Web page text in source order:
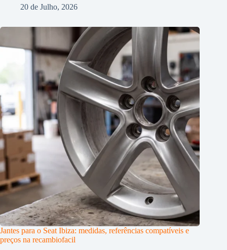
20 de Julho, 2026
Jantes para o Seat Ibiza: medidas, referências compatíveis e
preços na recambiofacil